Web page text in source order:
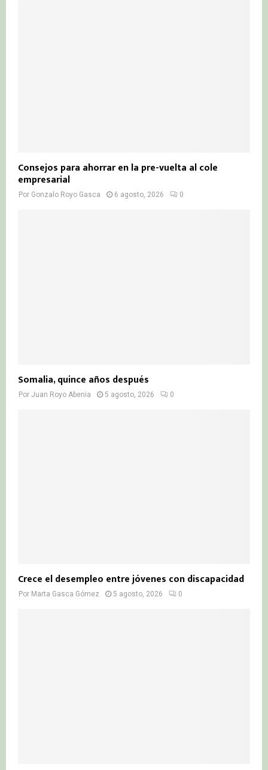
Consejos para ahorrar en la pre-vuelta al cole
empresarial
Por Gonzalo Royo Gasca 6 agosto, 2026 0
Somalia, quince años después
Por Juan Royo Abenia 5 agosto, 2026 0
Crece el desempleo entre jóvenes con discapacidad
Por Marta Gasca Gómez 5 agosto, 2026 0